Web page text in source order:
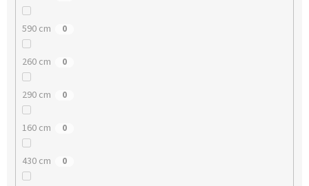
590 cm 0
260 cm 0
290 cm 0
160 cm 0
430 cm 0